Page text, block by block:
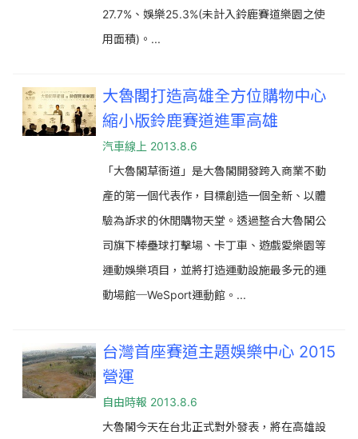
27.7%、娛樂25.3%(未計入鈴鹿賽道樂園之使
用面積)。...
大魯閣打造高雄全方位購物中心
縮小版鈴鹿賽道進軍高雄
汽車線上 2013.8.6
「大魯閣草衙道」是大魯閣開發跨入商業不動
產的第一個代表作，目標創造一個全新、以體
驗為訴求的休閒購物天堂。透過整合大魯閣公
司旗下棒壘球打擊場、卡丁車、遊戲愛樂園等
運動娛樂項目，並將打造運動設施最多元的運
動場館─WeSport運動館。...
台灣首座賽道主題娛樂中心 2015
營運
自由時報 2013.8.6
大魯閣今天在台北正式對外發表，將在高雄設